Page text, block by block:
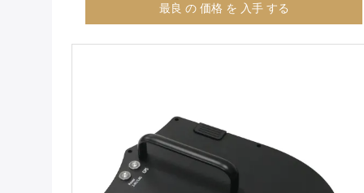
最良 の 価格 を 入手 する